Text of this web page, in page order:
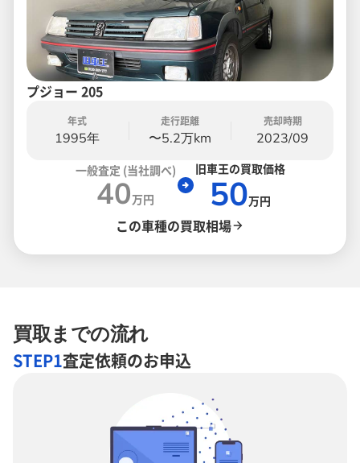
プジョー 205
年式
1995年
走行距離
〜5.2万km
売却時期
2023/09
一般査定 (当社調べ)
40万円
旧車王の買取価格
50万円
この車種の買取相場
買取までの流れ
STEP1査定依頼のお申込